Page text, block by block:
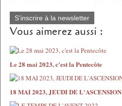
S'inscrire à la newsletter
Vous aimerez aussi :
Le 28 mai 2023, c'est la Pentecôte
18 MAI 2023, JEUDI DE L'ASCENSION